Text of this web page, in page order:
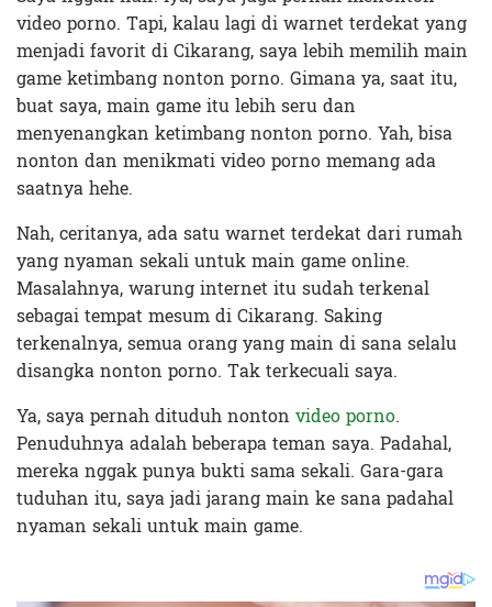
video porno. Tapi, kalau lagi di warnet terdekat yang
menjadi favorit di Cikarang, saya lebih memilih main
game ketimbang nonton porno. Gimana ya, saat itu,
buat saya, main game itu lebih seru dan
menyenangkan ketimbang nonton porno. Yah, bisa
nonton dan menikmati video porno memang ada
saatnya hehe.
Nah, ceritanya, ada satu warnet terdekat dari rumah
yang nyaman sekali untuk main game online.
Masalahnya, warung internet itu sudah terkenal
sebagai tempat mesum di Cikarang. Saking
terkenalnya, semua orang yang main di sana selalu
disangka nonton porno. Tak terkecuali saya.
Ya, saya pernah dituduh nonton video porno.
Penuduhnya adalah beberapa teman saya. Padahal,
mereka nggak punya bukti sama sekali. Gara-gara
tuduhan itu, saya jadi jarang main ke sana padahal
nyaman sekali untuk main game.